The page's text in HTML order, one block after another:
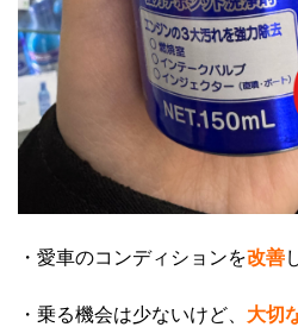
・愛車のコンディションを改善
・乗る機会は少ないけど、 大切